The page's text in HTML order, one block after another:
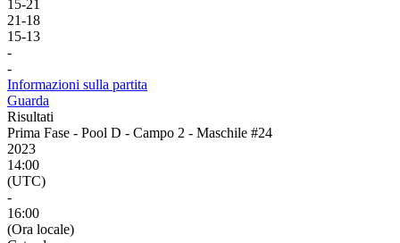
15-21
21-18
15-13
-
-
Informazioni sulla partita
Guarda
Risultati
Prima Fase - Pool D - Campo 2 - Maschile #24
2023
14:00
(UTC)
-
16:00
(Ora locale)